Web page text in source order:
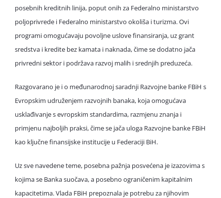
posebnih kreditnih linija, poput onih za Federalno ministarstvo
poljoprivrede i Federalno ministarstvo okoliša i turizma. Ovi
programi omogućavaju povoljne uslove finansiranja, uz grant
sredstva i kredite bez kamata i naknada, čime se dodatno jača
privredni sektor i podržava razvoj malih i srednjih preduzeća.
Razgovarano je i o međunarodnoj saradnji Razvojne banke FBiH s
Evropskim udruženjem razvojnih banaka, koja omogućava
usklađivanje s evropskim standardima, razmjenu znanja i
primjenu najboljih praksi, čime se jača uloga Razvojne banke FBiH
kao ključne finansijske institucije u Federaciji BiH.
Uz sve navedene teme, posebna pažnja posvećena je izazovima s
kojima se Banka suočava, a posebno ograničenim kapitalnim
kapacitetima. Vlada FBiH prepoznala je potrebu za njihovim